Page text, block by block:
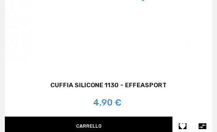
CUFFIA SILICONE 1130 - EFFEASPORT
Prezzo
4,90 €
CARRELLO  